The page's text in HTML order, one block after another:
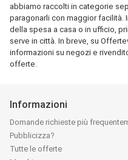
abbiamo raccolti in categorie
paragonarli con maggior facilità.
della spesa a casa o in ufficio,
serve in città. In breve, su
informazioni su negozi e
offerte.
Informazioni
Domande richieste più
Pubblicizza?
Tutte le offerte